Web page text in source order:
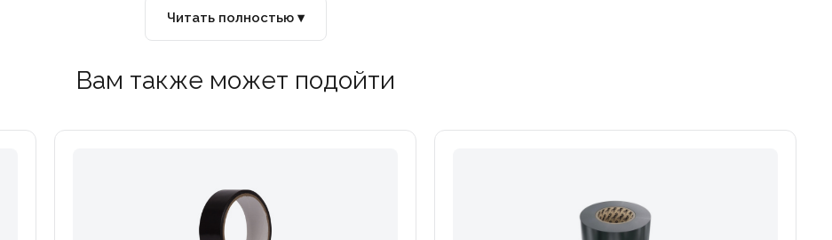
Читать полностью ▾
Вам также может подойти